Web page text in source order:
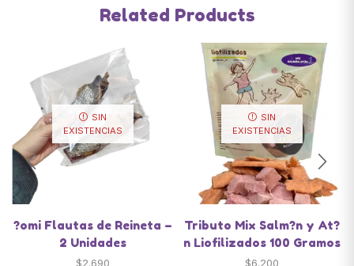
Related Products
SIN
EXISTENCIAS
?omi Flautas de Reineta –
2 Unidades
$2.690
SIN
EXISTENCIAS
Tributo Mix Salm?n y At?
n Liofilizados 100 Gramos
$6.200